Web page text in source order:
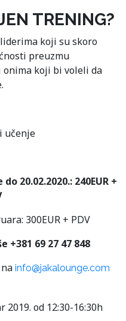
TRENING?
koji su skoro
preuzmu
onima koji bi voleli da
učenje
20.02.2020.: 240EUR +
300EUR + PDV
+381 69 27 47 848
info@jakalounge.com
2019. od 12:30-16:30h